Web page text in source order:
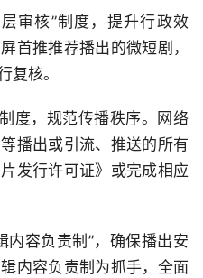
审核”制度，提升行政效
首推推荐播出的微短剧，
复核。
度，规范传播秩序。网络
播出或引流、推送的所有
发行许可证》或完成相应
内容负责制”，确保播出安
内容负责制为抓手，全面